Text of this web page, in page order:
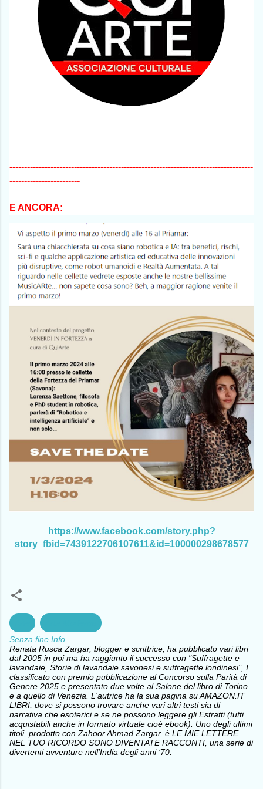
-----------------------------------------------------------------------------------
------------------------
E ANCORA:
https://www.facebook.com/story.php?
story_fbid=7439122706107611&id=100000298678577
Senza fine.Info
Renata Rusca Zargar, blogger e scrittrice, ha pubblicato vari libri
dal 2005 in poi ma ha raggiunto il successo con "Suffragette e
lavandaie, Storie di lavandaie savonesi e suffragette londinesi", I
classificato con premio pubblicazione al Concorso sulla Parità di
Genere 2025 e presentato due volte al Salone del libro di Torino
e a quello di Venezia. L'autrice ha la sua pagina su AMAZON.IT
LIBRI, dove si possono trovare anche vari altri testi sia di
narrativa che esoterici e se ne possono leggere gli Estratti (tutti
acquistabili anche in formato virtuale cioè ebook). Uno degli ultimi
titoli, prodotto con Zahoor Ahmad Zargar, è LE MIE LETTERE
NEL TUO RICORDO SONO DIVENTATE RACCONTI, una serie di
divertenti avventure nell’India degli anni ‘70.